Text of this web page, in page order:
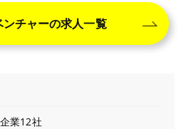
チャーの求人一覧
業12社